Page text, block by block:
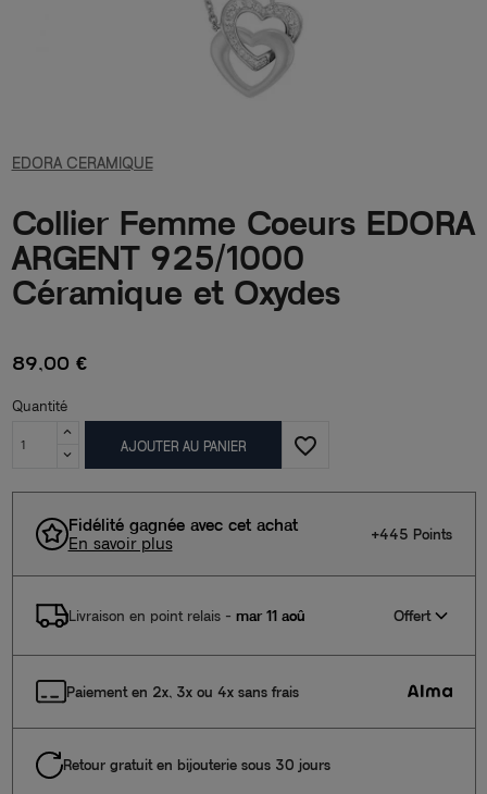
EDORA CERAMIQUE
Collier Femme Coeurs EDORA
ARGENT 925/1000
Céramique et Oxydes
89,00 €
Quantité
AJOUTER AU PANIER favorite_border
Fidélité gagnée avec cet achat
En savoir plus
+445 Points
Livraison en point relais- mar 11 aoû Offert
Paiement en 2x, 3x ou 4x sans frais
Retour gratuit en bijouterie sous 30 jours